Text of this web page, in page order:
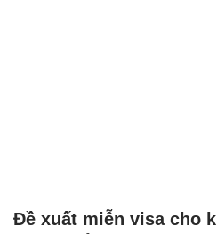
Đề xuất miễn visa cho